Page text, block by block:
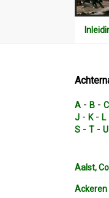
A - B - C
J - K- L
S - T - U
Aalst,